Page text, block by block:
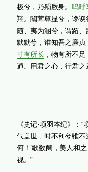
极兮，乃殒厥身。呜呼
翔。闒茸尊显兮，谗
随、夷为溷兮，谓跖
默默兮，谁知吾之廉贞
寸有所长 ，物有所不
通。用君之心，行君之
《史记·项羽本纪》：“
气盖世，时不利兮骓
何！’歌数阕，美人和
视。”